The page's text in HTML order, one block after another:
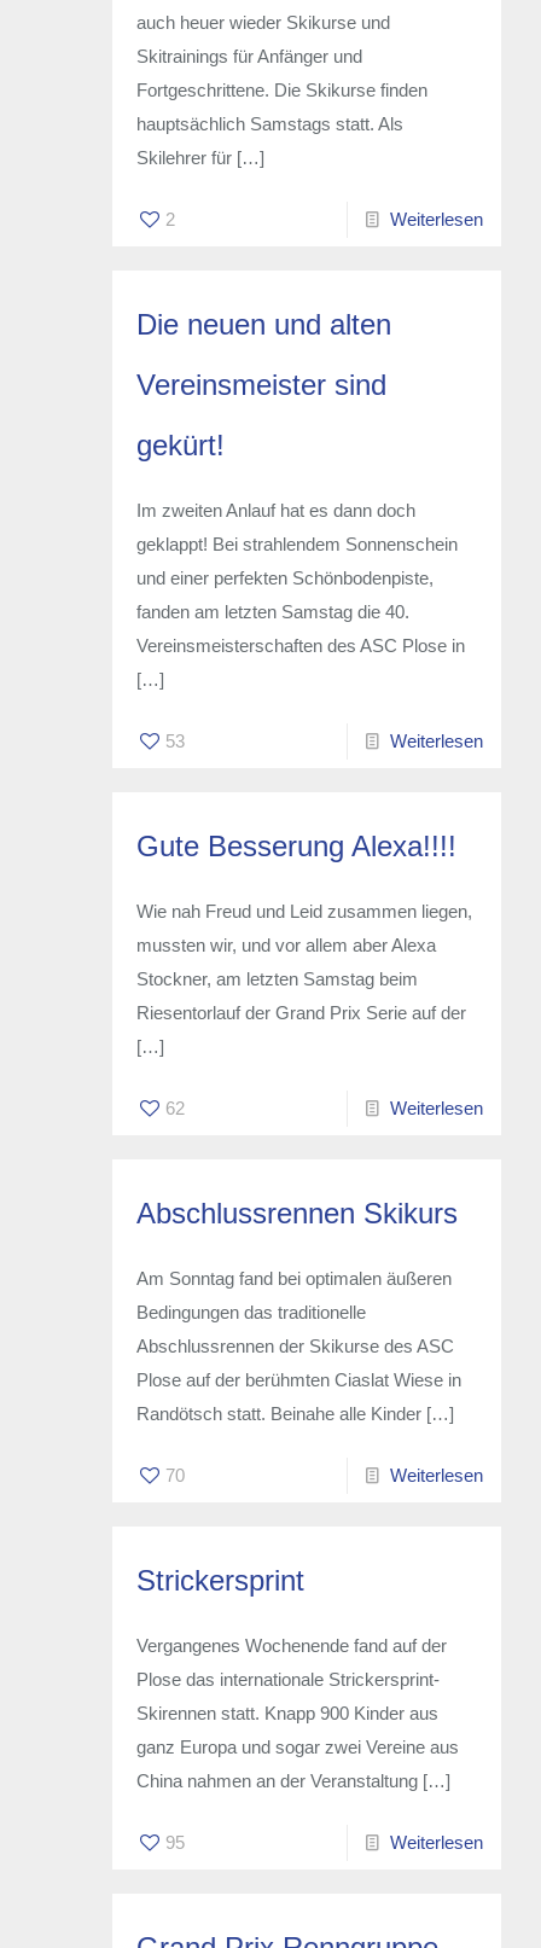
auch heuer wieder Skikurse und
Skitrainings für Anfänger und
Fortgeschrittene. Die Skikurse finden
hauptsächlich Samstags statt. Als
Skilehrer für […]
2 Weiterlesen
Die neuen und alten
Vereinsmeister sind
gekürt!
Im zweiten Anlauf hat es dann doch
geklappt! Bei strahlendem Sonnenschein
und einer perfekten Schönbodenpiste,
fanden am letzten Samstag die 40.
Vereinsmeisterschaften des ASC Plose in
[…]
53 Weiterlesen
Gute Besserung Alexa!!!!
Wie nah Freud und Leid zusammen liegen,
mussten wir, und vor allem aber Alexa
Stockner, am letzten Samstag beim
Riesentorlauf der Grand Prix Serie auf der
[…]
62 Weiterlesen
Abschlussrennen Skikurs
Am Sonntag fand bei optimalen äußeren
Bedingungen das traditionelle
Abschlussrennen der Skikurse des ASC
Plose auf der berühmten Ciaslat Wiese in
Randötsch statt. Beinahe alle Kinder […]
70 Weiterlesen
Strickersprint
Vergangenes Wochenende fand auf der
Plose das internationale Strickersprint-
Skirennen statt. Knapp 900 Kinder aus
ganz Europa und sogar zwei Vereine aus
China nahmen an der Veranstaltung […]
95 Weiterlesen